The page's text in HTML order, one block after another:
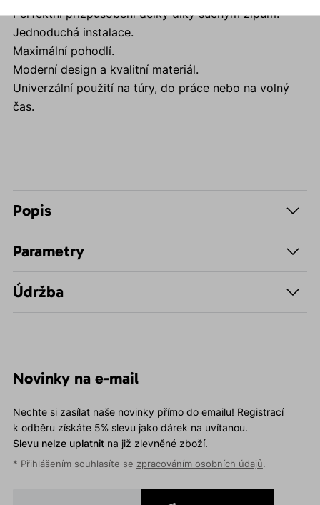
Perfektní přizpůsobení délky díky suchým zipům.
Jednoduchá instalace.
Maximální pohodlí.
Moderní design a kvalitní materiál.
Univerzální použití na túry, do práce nebo na volný
čas.
Popis
Parametry
Údržba
Novinky na e-mail
Nechte si zasílat naše novinky přímo do emailu! Registrací
k odběru získáte 5% slevu jako dárek na uvítanou.
Slevu nelze uplatnitna již zlevněné zboží.
* Přihlášením souhlasíte se zpracováním osobních údajů.